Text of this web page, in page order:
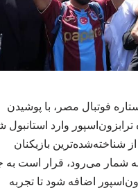
فوتبال مصر، با پوشیدن
ترابزون‌اسپور وارد استانبول
شناخته‌شده‌ترین بازیکنان
شمار می‌رود، قرار است به
اضافه شود تا تجربه